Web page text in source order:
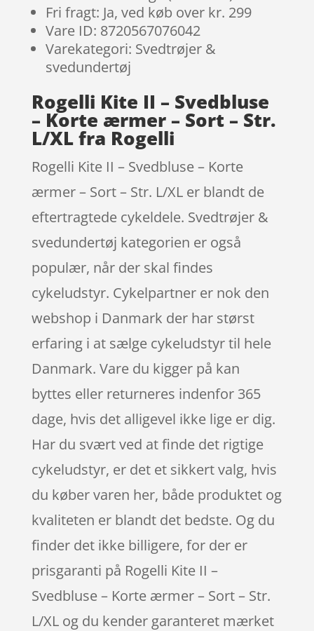
Fri fragt: Ja, ved køb over kr. 299
Vare ID: 8720567076042
Varekategori: Svedtrøjer &
svedundertøj
Rogelli Kite II – Svedbluse
– Korte ærmer – Sort – Str.
L/XL fra Rogelli
Rogelli Kite II – Svedbluse – Korte
ærmer – Sort – Str. L/XL er blandt de
eftertragtede cykeldele. Svedtrøjer &
svedundertøj kategorien er også
populær, når der skal findes
cykeludstyr. Cykelpartner er nok den
webshop i Danmark der har størst
erfaring i at sælge cykeludstyr til hele
Danmark. Vare du kigger på kan
byttes eller returneres indenfor 365
dage, hvis det alligevel ikke lige er dig.
Har du svært ved at finde det rigtige
cykeludstyr, er det et sikkert valg, hvis
du køber varen her, både produktet og
kvaliteten er blandt det bedste. Og du
finder det ikke billigere, for der er
prisgaranti på Rogelli Kite II –
Svedbluse – Korte ærmer – Sort – Str.
L/XL og du kender garanteret mærket